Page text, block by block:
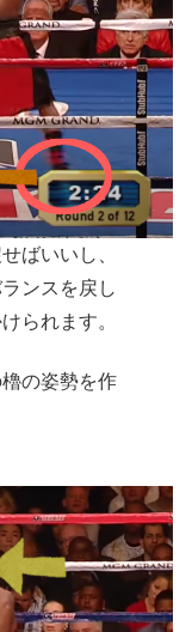
ばいいし、
ンスを戻し
られます。
の姿勢を作